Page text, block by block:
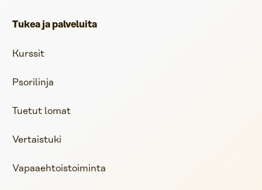
Tukea ja palveluita
Kurssit
Psorilinja
Tuetut lomat
Vertaistuki
Vapaaehtoistoiminta